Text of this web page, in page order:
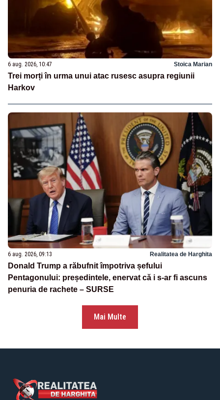
6 aug. 2026, 10:47 Stoica Marian
Trei morți în urma unui atac rusesc asupra regiunii
Harkov
6 aug. 2026, 09:13 Realitatea de Harghita
Donald Trump a răbufnit împotriva șefului
Pentagonului: președintele, enervat că i s-ar fi ascuns
penuria de rachete – SURSE
Mai Multe